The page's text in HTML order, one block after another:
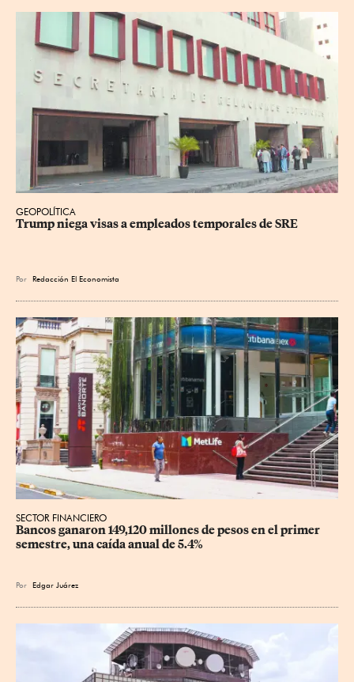
GEOPOLÍTICA
Trump niega visas a empleados temporales de SRE
Por Redacción El Economista
SECTOR FINANCIERO
Bancos ganaron 149,120 millones de pesos en el primer
semestre, una caída anual de 5.4%
Por Edgar Juárez